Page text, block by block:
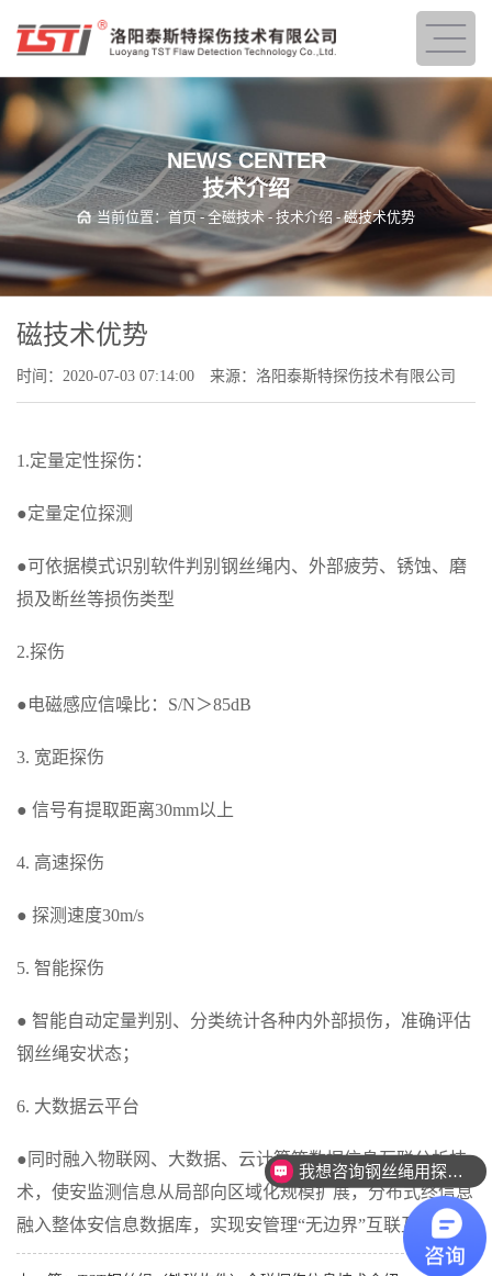
NEWS CENTER
技术介绍
当前位置：首页-全磁技术- 技术介绍 - 磁技术优势
磁技术优势
时间：2020-07-03 07:14:00 来源：洛阳泰斯特探伤技术有限公司
1.定量定性探伤：
●定量定位探测
●可依据模式识别软件判别钢丝绳内、外部疲劳、锈蚀、磨
损及断丝等损伤类型
2.探伤
●电磁感应信噪比：S/N＞85dB
3. 宽距探伤
● 信号有提取距离30mm以上
4. 高速探伤
● 探测速度30m/s
5. 智能探伤
● 智能自动定量判别、分类统计各种内外部损伤，准确评估
钢丝绳安状态；
6. 大数据云平台
●同时融入物联网、大数据、云计算等数据信息互联分析技
术，使安监测信息从局部向区域化规模扩展，分布式终信息
融入整体安信息数据库，实现安管理“无边界”互联互通。
我想咨询钢丝绳用探伤设备。